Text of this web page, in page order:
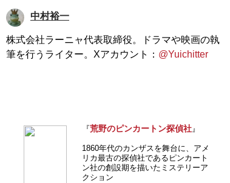
中村裕一
株式会社ラーニャ代表取締役。ドラマや映画の執
筆を行うライター。Xアカウント： @Yuichitter
『荒野のピンカートン探偵社』
1860年代のカンザスを舞台に、アメ
リカ最古の探偵社であるピンカート
ン社の創設期を描いたミステリーア
クション